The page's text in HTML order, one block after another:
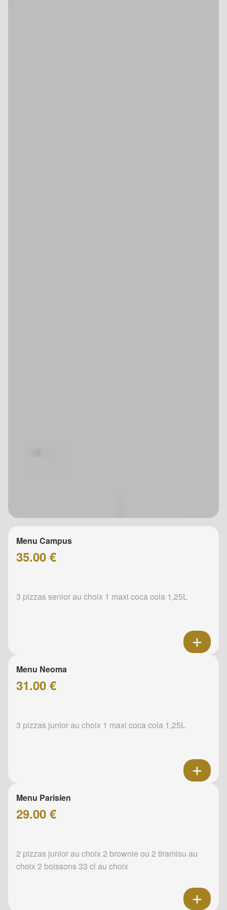
Menu Campus
35.00 €
3 pizzas senior au choix 1 maxi coca cola 1,25L
Menu Neoma
31.00 €
3 pizzas junior au choix 1 maxi coca cola 1,25L
Menu Parisien
29.00 €
2 pizzas junior au choix 2 brownie ou 2 tiramisu au
choix 2 boissons 33 cl au choix